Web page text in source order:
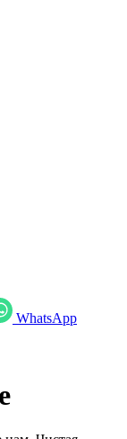
WhatsApp